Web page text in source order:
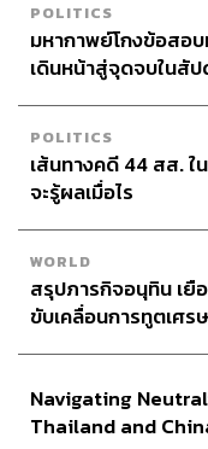
POLITICS
มหากาพย์โกงข้อสอ
เดินหน้าสู่จุดจบในสั
POLITICS
เส้นทางคดี 44 สส. ใ
จะรู้ผลเมื่อไร
WORLD
สรุปภารกิจอนุทิน เยื
ขับเคลื่อนการทูตเศร
Navigating
Thailand and